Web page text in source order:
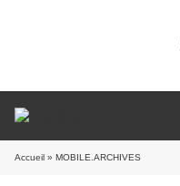
Accueil » MOBILE.ARCHIVES